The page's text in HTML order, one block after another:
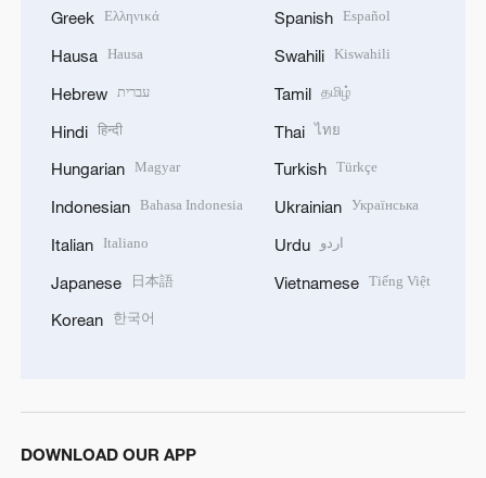
Greek Ελληνικά
Hausa Hausa
Hebrew עברית
Hindi हिन्दी
Hungarian Magyar
Indonesian Bahasa Indonesia
Italian Italiano
Japanese 日本語
Korean 한국어
Spanish Español
Swahili Kiswahili
Tamil தமிழ்
Thai ไทย
Turkish Türkçe
Ukrainian Українська
Urdu اردو
Vietnamese Tiếng Việt
DOWNLOAD OUR APP